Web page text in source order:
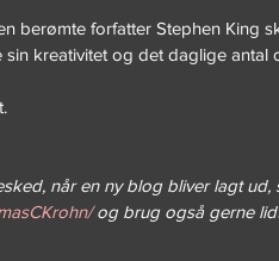
berømte forfatter Stephen King
kreativitet og det daglige antal
når en ny blog bliver lagt ud,
og brug også gerne